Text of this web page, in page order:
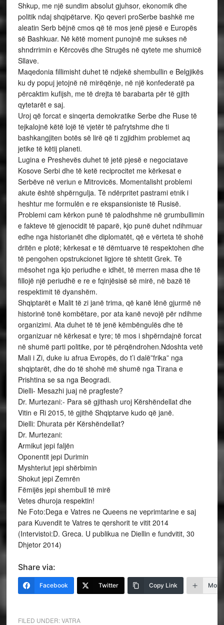
Shkup, me një sundim absolut gjuhsor, ekonomik dhe
politik ndaj shqipëtarve. Kjo qeveri proSerbe bashkë me
aleatin Serb bëjnë cmos që të mos jenë pjesë e Europës
së Bashkuar. Në këtë moment punojnë me sukses në
shndrrimin e Kërcovës dhe Strugës në qytete me shumicë
Sllave.
Maqedonia fillimisht duhet të ndjekë shembullin e Belgjikës
ku dy popuj jetojnë në mirëqënje, në një konfederatë pa
përcaktim kufijsh, me të drejta të barabarta për të gjith
qytetarët e saj.
Uroj që forcat e sinqerta demokratike Serbe dhe Ruse të
tejkalojnë këtë lojë të vjetër të pafrytshme dhe ti
bashkangjiten botës së lirë që ti zgjidhim problemet aq
jetike të këtij planeti.
Lugina e Preshevës duhet të jetë pjesë e negociatave
Kosove Serbi dhe të ketë reciprocitet me kërkesat e
Serbëve në veriun e Mitrovicës. Momentalisht problemi
akute është shpërngulja. Të ndërpritet pastrami etnik i
heshtur me formulën e re ekspansioniste të Rusisë.
Problemi cam kërkon punë të palodhshme në grumbullimin
e fakteve të gjenocidit të paparë, kjo punë duhet ndihmuar
edhe nga historianët dhe diplomatët, që e vërteta të shohë
dritën e plotë; kërkesat e të dëmtuarve të respektohen dhe
të pengohen opstrukcionet ligjore të shtetit Grek. Të
mësohet nga kjo periudhe e idhët, të merren masa dhe të
fillojë një periudhë e re e fqinjësisë së mirë, në bazë të
respektimit të dyanshëm.
Shqiptarët e Malit të zi janë trima, që kanë lënë gjurmë në
historinë tonë kombëtare, por ata kanë nevojë për ndihme
organizimi. Ata duhet të të jenë këmbëngulës dhe të
organizuar në kërkesat e tyre; të mos i shpërndajnë forcat
në shumë parti politike, por të përqëndrohen.Ndoshta vetë
Mali i Zi, duke iu afrua Evropës, do t’i dalë”frika” nga
shqiptarët, dhe do të shohë më shumë nga Tirana e
Prishtina se sa nga Beogradi.
Dielli- Mesazhi juaj në pragfeste?
Dr. Murtezani:- Para së gjithash uroj Kërshëndellat dhe
Vitin e Ri 2015, të gjithë Shqiptarve kudo që janë.
Dielli: Dhurata për Kërshëndellat?
Dr. Murtezani:
Armikut jepi faljën
Oponentit jepi Durimin
Myshteriut jepi shërbimin
Shokut jepi Zemrën
Fëmijës jepi shembull të mirë
Vetes dhuroja respektin!
Ne Foto:Dega e Vatres ne Queens ne veprimtarine e saj
para Kuvendit te Vatres te qershorit te vitit 2014
(Intervistoi:D. Greca. U publikua ne Diellin e fundvitit, 30
Dhjetor 2014)
Share via:
Facebook Twitter Copy Link More
FILED UNDER:VATRA